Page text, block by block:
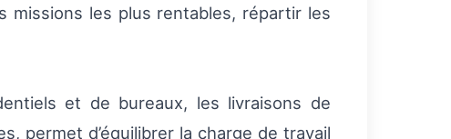
missions les plus rentables, répartir les
et de bureaux, les livraisons de
permet d’équilibrer la charge de travail